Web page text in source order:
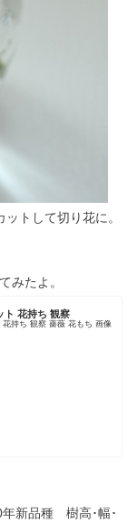
トして切り花に。
みたよ。
ト 花持ち 観察
持ち 観察 薔薇 花もち 画像
新品種 樹高･幅･